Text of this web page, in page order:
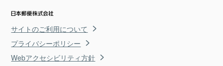
サイトのご利用について
プライバシーポリシー
Webアクセシビリティ方針